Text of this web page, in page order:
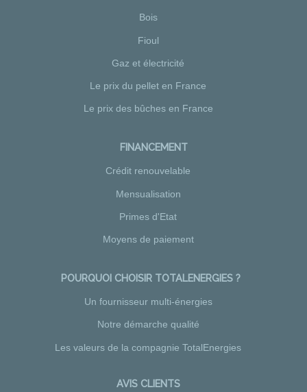
Bois
Fioul
Gaz et électricité
Le prix du pellet en France
Le prix des bûches en France
FINANCEMENT
Crédit renouvelable
Mensualisation
Primes d'Etat
Moyens de paiement
POURQUOI CHOISIR TOTALENERGIES ?
Un fournisseur multi-énergies
Notre démarche qualité
Les valeurs de la compagnie TotalEnergies
AVIS CLIENTS